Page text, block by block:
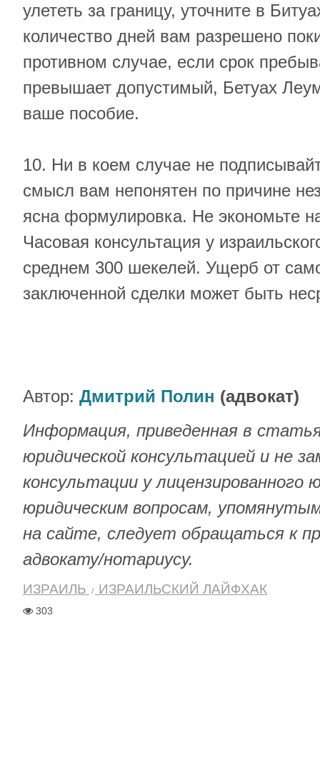
улететь за границу, уточните в
количество дней вам разрешено
противном случае, если срок
превышает допустимый, Бетуах
ваше пособие.
10. Ни в коем случае не
смысл вам непонятен по причине
ясна формулировка. Не экономьте
Часовая консультация у
среднем 300 шекелей. Ущерб от
заключенной сделки может быть
Автор: Дмитрий Полин (адвокат)
Информация, приведенная в
юридической консультацией и не
консультации у лицензированного
юридическим вопросам,
на сайте, следует обращаться к
адвокату/нотариусу.
ИЗРАИЛЬ ИЗРАИЛЬСКИЙ ЛАЙФХАК
303